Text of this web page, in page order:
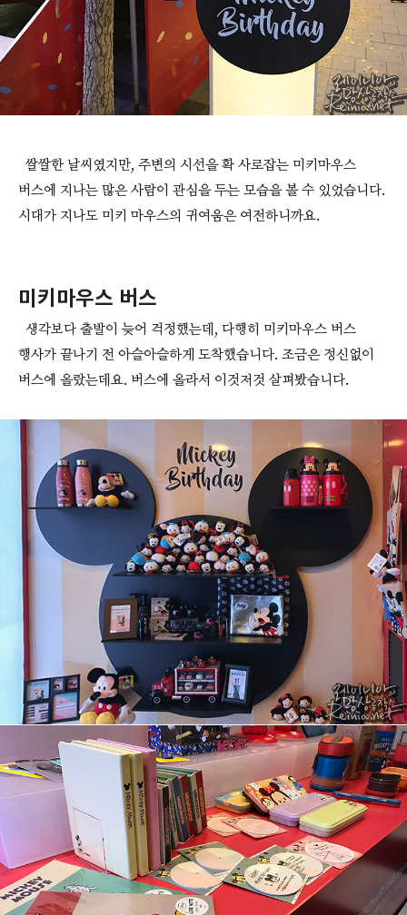
쌀쌀한 날씨였지만, 주변의 시선을 확 사로잡는 미키마우스
버스에 지나는 많은 사람이 관심을 두는 모습을 볼 수 있었습니다.
시대가 지나도 미키 마우스의 귀여움은 여전하니까요.
미키마우스 버스
생각보다 출발이 늦어 걱정했는데, 다행히 미키마우스 버스
행사가 끝나기 전 아슬아슬하게 도착했습니다. 조금은 정신없이
버스에 올랐는데요. 버스에 올라서 이것저것 살펴봤습니다.